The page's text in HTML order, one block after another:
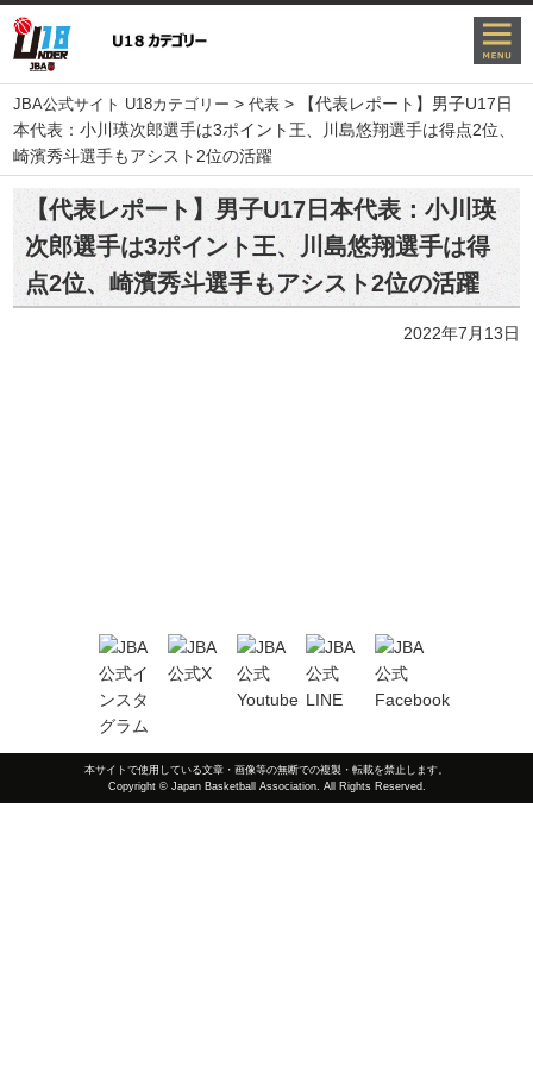
JBA公式サイト U18カテゴリー >代表 >
【代表レポート】男子U17日
本代表：小川瑛次郎選手は3ポイント王、川島悠翔選手は得点2位、
崎濱秀斗選手もアシスト2位の活躍
【代表レポート】男子U17日本代表：小川瑛
次郎選手は3ポイント王、川島悠翔選手は得
点2位、崎濱秀斗選手もアシスト2位の活躍
2022年7月13日
本サイトで使用している文章・画像等の無断での複製・転載を禁止します。
Copyright © Japan Basketball Association. All Rights Reserved.